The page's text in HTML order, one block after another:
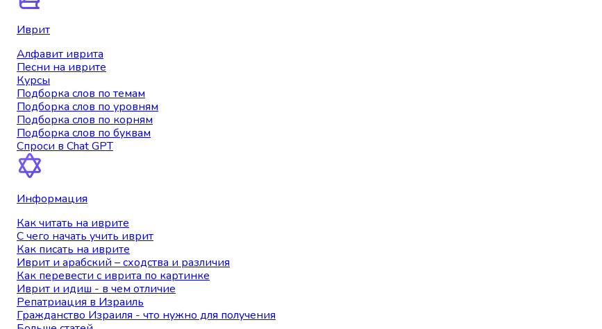
Иврит
Алфавит иврита
Песни на иврите
Курсы
Подборка слов по темам
Подборка слов по уровням
Подборка слов по корням
Подборка слов по буквам
Спроси в Chat GPT
Информация
Как читать на иврите
С чего начать учить иврит
Как писать на иврите
Иврит и арабский – сходства и различия
Как перевести с иврита по картинке
Иврит и идиш - в чем отличие
Репатриация в Израиль
Гражданство Израиля - что нужно для получения